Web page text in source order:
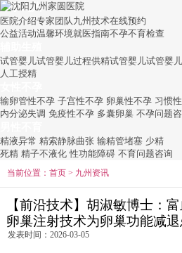
关于九州
医院介绍专家团队九州技术在线预约
公益活动温馨环境就医指南不孕不育检查
试管婴儿试管婴儿过程供精试管婴儿试管婴
人工授精
输卵管性不孕 子宫性不孕 卵巢性不孕 习惯
内分泌失调 免疫性不孕 多囊卵巢 不孕问题
精液异常 精索静脉曲张 输精管堵塞 少精
死精 精子不液化 性功能障碍 不育问题咨询
当前位置： 首页> 九州资讯
【前沿技术】胡淑敏博士：
卵巢注射技术为卵巢功能减
发表时间：2026-03-05